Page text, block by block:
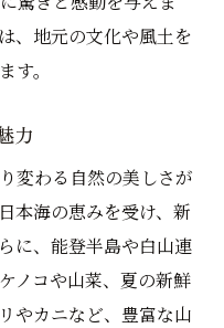
、地元の文化や風土を
す。
力
変わる自然の美しさが
本海の恵みを受け、新
に、能登半島や白山連
ノコや山菜、夏の新鮮
やカニなど、豊富な山